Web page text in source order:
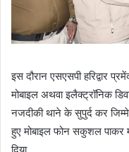
इस दौरान एसएसपी हरिद्वार
मोबाइल अथवा इलैक्ट्रॉनिक
नजदीकी थाने के सुपुर्द कर
हुए मोबाइल फोन सकुशल पाकर